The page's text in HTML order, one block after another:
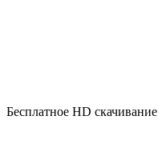
Бесплатное HD скачивание